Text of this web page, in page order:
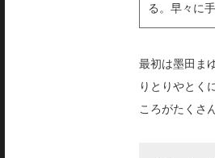
る。早々に
最初は墨田ま
りとりやとく
ころがたくさ